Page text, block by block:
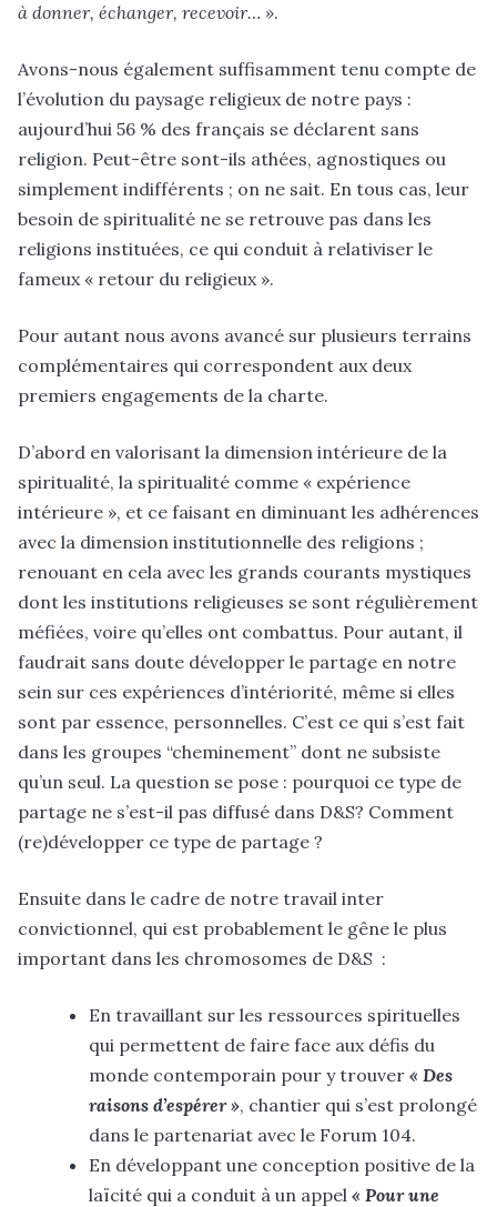
à donner, échanger, recevoir… ».
Avons-nous également suffisamment tenu compte de
l’évolution du paysage religieux de notre pays :
aujourd’hui 56 % des français se déclarent sans
religion. Peut-être sont-ils athées, agnostiques ou
simplement indifférents ; on ne sait. En tous cas, leur
besoin de spiritualité ne se retrouve pas dans les
religions instituées, ce qui conduit à relativiser le
fameux « retour du religieux ».
Pour autant nous avons avancé sur plusieurs terrains
complémentaires qui correspondent aux deux
premiers engagements de la charte.
D’abord en valorisant la dimension intérieure de la
spiritualité, la spiritualité comme « expérience
intérieure », et ce faisant en diminuant les adhérences
avec la dimension institutionnelle des religions ;
renouant en cela avec les grands courants mystiques
dont les institutions religieuses se sont régulièrement
méfiées, voire qu’elles ont combattus. Pour autant, il
faudrait sans doute développer le partage en notre
sein sur ces expériences d’intériorité, même si elles
sont par essence, personnelles. C’est ce qui s’est fait
dans les groupes “cheminement” dont ne subsiste
qu’un seul. La question se pose : pourquoi ce type de
partage ne s’est-il pas diffusé dans D&S? Comment
(re)développer ce type de partage ?
Ensuite dans le cadre de notre travail inter
convictionnel, qui est probablement le gêne le plus
important dans les chromosomes de D&S :
En travaillant sur les ressources spirituelles
qui permettent de faire face aux défis du
monde contemporain pour y trouver « Des
raisons d’espérer », chantier qui s’est prolongé
dans le partenariat avec le Forum 104.
En développant une conception positive de la
laïcité qui a conduit à un appel « Pour une